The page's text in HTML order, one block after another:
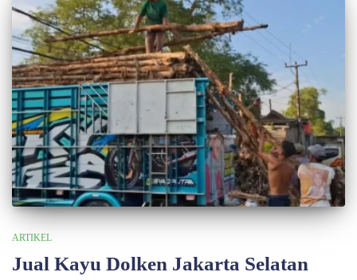
ARTIKEL
Jual Kayu Dolken Jakarta Selatan